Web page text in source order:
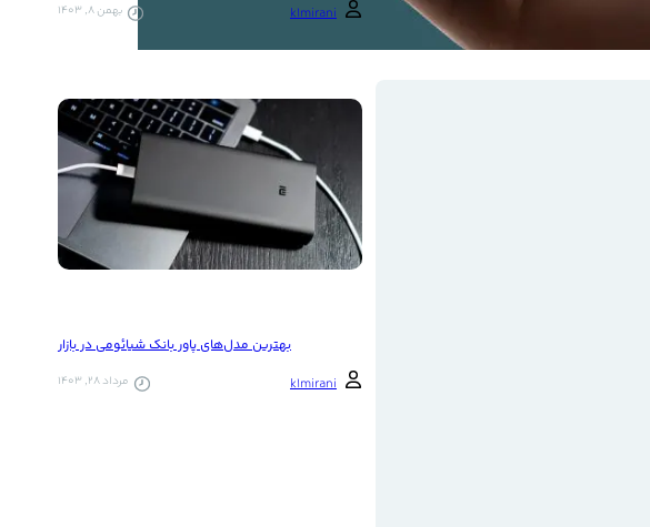
k1mirani
بهمن 8, 1403
بهترین مدل‌های پاور بانک شیائومی در بازار
k1mirani
مرداد 28, 1403